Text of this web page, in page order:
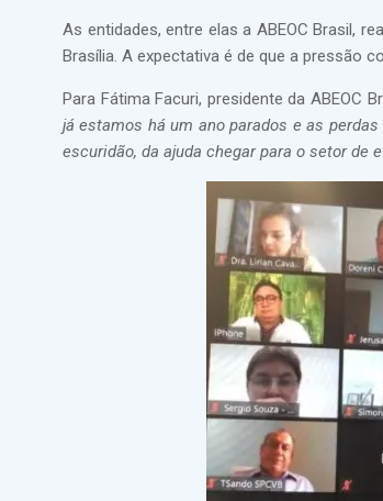
As entidades, entre elas a ABEOC Brasil,
Brasília. A expectativa é de que a pressão
Para Fátima Facuri, presidente da ABEOC
já estamos há um ano parados e as
escuridão, da ajuda chegar para o setor de